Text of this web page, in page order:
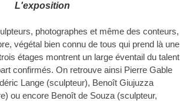
L'exposition
photographes et même des conteurs,
végétal bien connu de tous qui prend là une
étages montrent un large éventail du talent
confirmés. On retrouve ainsi Pierre Gable
Lange (sculpteur), Benoît Giujuzza
ou encore Benoît de Souza (sculpteur,